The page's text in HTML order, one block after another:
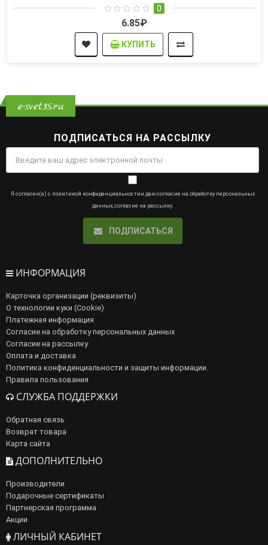
0
6.85₽
КУПИТЬ
e-svet35.ru
ПОДПИСАТЬСЯ НА РАССЫЛКУ
Я согласен(а) с политикой конфиденциальности и даю согласие на обработку персональных
данных, согласие на рассылку.
ПОДПИСАТЬСЯ
ИНФОРМАЦИЯ
Карточка организации (реквизиты)
О технологии куки (Cookie)
Платежная информация
Согласие на обработку персональных данных
Согласие на рассылку
Оплата и доставка
Политика конфиденциальности и защиты информации.
Правила пользования
СЛУЖБА ПОДДЕРЖКИ
Обратная связь
Возврат товара
Карта сайта
ДОПОЛНИТЕЛЬНО
Производители
Подарочные сертификаты
Партнерская программа
Акции
ЛИЧНЫЙ КАБИНЕТ